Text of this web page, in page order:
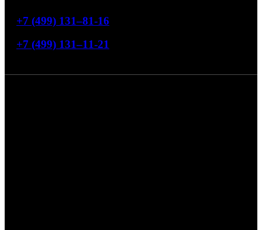
+7 (499) 131–81-16
+7 (499) 131–11-21